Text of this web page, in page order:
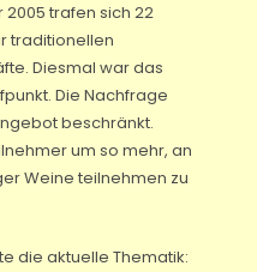
2005 trafen sich 22
traditionellen
Diesmal war das
Die Nachfrage
beschränkt.
um so mehr, an
Weine teilnehmen zu
die aktuelle Thematik: